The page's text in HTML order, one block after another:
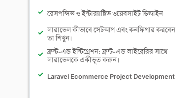
রেসপন্সিভ ও ইন্টার‍্যাক্টিভ ওয়েবসাইট ডিজাইন
লারাভেল কীভাবে সেটআপ এবং কনফিগার করবেন
তা শিখুন।
ফ্রন্ট-এন্ড ইন্টিগ্রেশন: ফ্রন্ট-এন্ড লাইব্রেরির সাথে
লারাভেলকে একীভূত করুন।
Laravel Ecommerce Project Development